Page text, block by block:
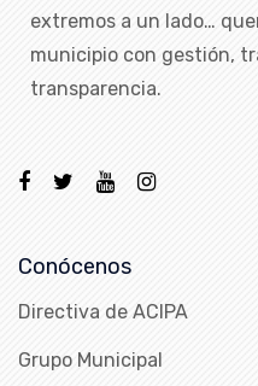
extremos a un lado…
municipio con gestión,
transparencia.
Conócenos
Directiva de ACIPA
Grupo Municipal